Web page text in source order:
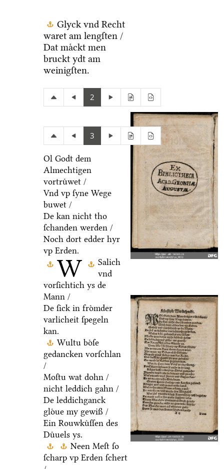
Glyck vnd Recht
waret am lengſten /
Dat maͤckt men
bruckt ydt am
weinigſten.
2
3
W
Ol Godt dem
Almechtigen
vortruͤwet /
Vnd vp ſyne Wege
buwet /
De kan nicht tho
ſchanden werden /
Noch dort edder hyr
vp Erden.
Salich
vnd
vorſichtich ys de
Mann /
De ſick in froͤmder
varlicheit ſpegeln
kan.
Wultu boͤſe
gedancken vorſchlan
/
Moſtu wat dohn /
nicht leddich gahn /
De leddichganck
gloͤue my gewiß /
Ein Rouwkuͤſſen des
Duͤuels ys.
Neen Meſt ſo
ſcharp vp Erden ſchert